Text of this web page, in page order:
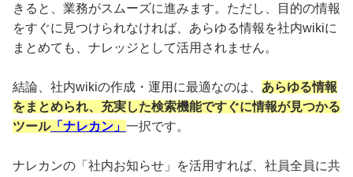
きると、業務がスムーズに進みます。ただし、目的の情報
をすぐに見つけられなければ、あらゆる情報を社内wikiに
まとめても、ナレッジとして活用されません。
結論、社内wikiの作成・運用に最適なのは、 あらゆる情報
をまとめられ、充実した検索機能ですぐに情報が見つかる
ツール「ナレカン」 一択です。
ナレカンの「社内お知らせ」を活用すれば、社員全員に共